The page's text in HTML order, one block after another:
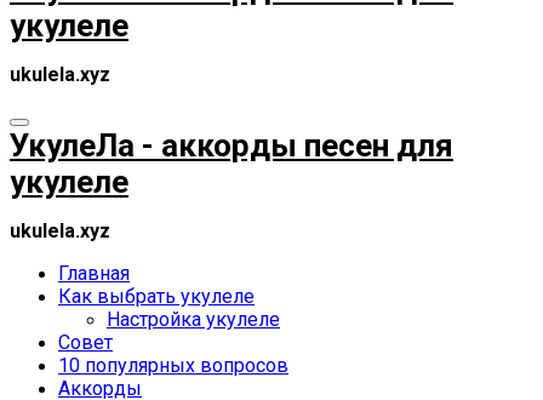
укулеле
ukulela.xyz
УкулеЛа - аккорды песен для
укулеле
ukulela.xyz
Главная
Как выбрать укулеле
Настройка укулеле
Совет
10 популярных вопросов
Аккорды